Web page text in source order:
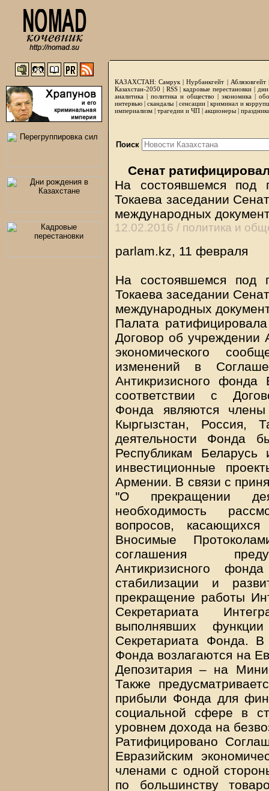
КАЗАХСТАН: Самрук |Нурбанкгейт | Аблязовгейт
Казахстан-2050 | RSS|кадровые перестановки|
аналитика | политика и общество | экономика |
интервью |скандалы | сенсации|криминал и
империализм | трагедии и ЧП | акционеры |
Поиск
Сенат
На состоявшемся под
Токаева заседании
международных
12.02.2016 / политика и
parlam.kz, 11 февраля
На состоявшемся под
Токаева заседании
международных
Палата
Договор об учреждении
экономического
изменений в
Антикризисного
соответствии с
Фонда являются
Кыргызстан, Россия,
деятельности Фонда
Республикам Беларусь
инвестиционные
Армении. В связи с
"О прекращении
необходимость
вопросов,
Вносимые
соглашения
Антикризисного
стабилизации и
прекращение работы
Секретариата
выполнявших
Секретариата Фонда. В
Фонда возлагаются на
Депозитария – на
Также
прибыли Фонда для
социальной сфере в
уровнем дохода на
Ратифицировано
Евразийским
членами с одной
по большинству